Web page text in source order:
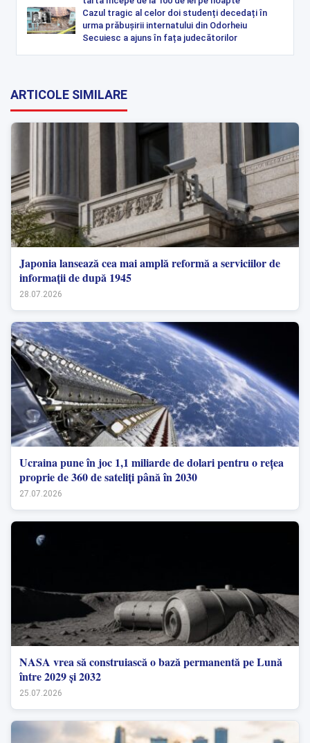
Cazul tragic al celor doi studenți decedați în
urma prăbușirii internatului din Odorheiu
Secuiesc a ajuns în fața judecătorilor
ARTICOLE SIMILARE
Japonia lansează cea mai amplă reformă a serviciilor de
informații de după 1945
28.07.2026
Ucraina pune în joc 1,1 miliarde de dolari pentru o rețea
proprie de 360 de sateliți până în 2030
27.07.2026
NASA vrea să construiască o bază permanentă pe Lună
între 2029 și 2032
25.07.2026